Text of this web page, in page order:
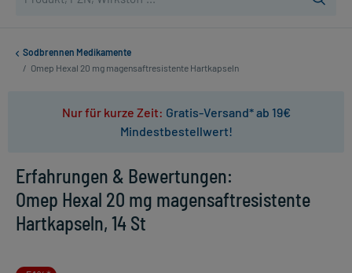
Sodbrennen Medikamente
/ Omep Hexal 20 mg magensaftresistente Hartkapseln
Nur für kurze Zeit: Gratis-Versand* ab 19€
Mindestbestellwert!
Erfahrungen & Bewertungen:
Omep Hexal 20 mg magensaftresistente
Hartkapseln, 14 St